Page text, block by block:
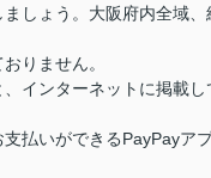
しょう。大阪府内全域
りません。
インターネットに掲載
払いができるPayPayア